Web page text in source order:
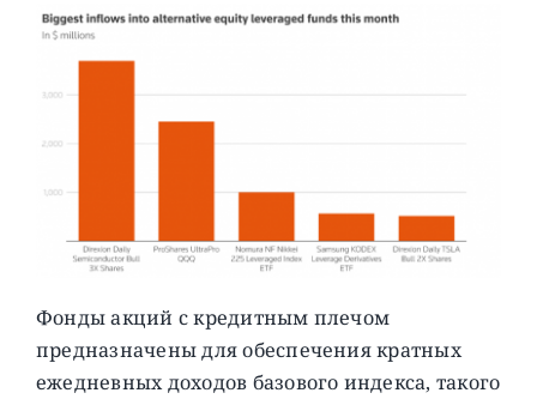
Фонды акций с кредитным плечом
предназначены для обеспечения кратных
ежедневных доходов базового индекса, такого